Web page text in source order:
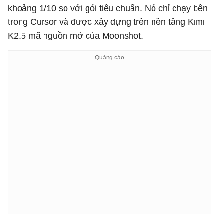
khoảng 1/10 so với gói tiêu chuẩn. Nó chỉ chạy bên
trong Cursor và được xây dựng trên nền tảng Kimi
K2.5 mã nguồn mở của Moonshot.